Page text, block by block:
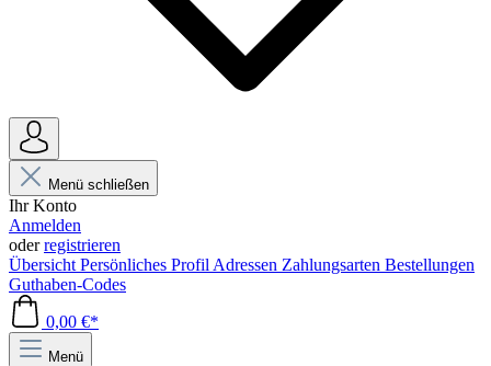
Menü schließen
Ihr Konto
Anmelden
oderregistrieren
Übersicht Persönliches Profil Adressen Zahlungsarten Bestellungen
Guthaben-Codes
0,00 €*
Menü